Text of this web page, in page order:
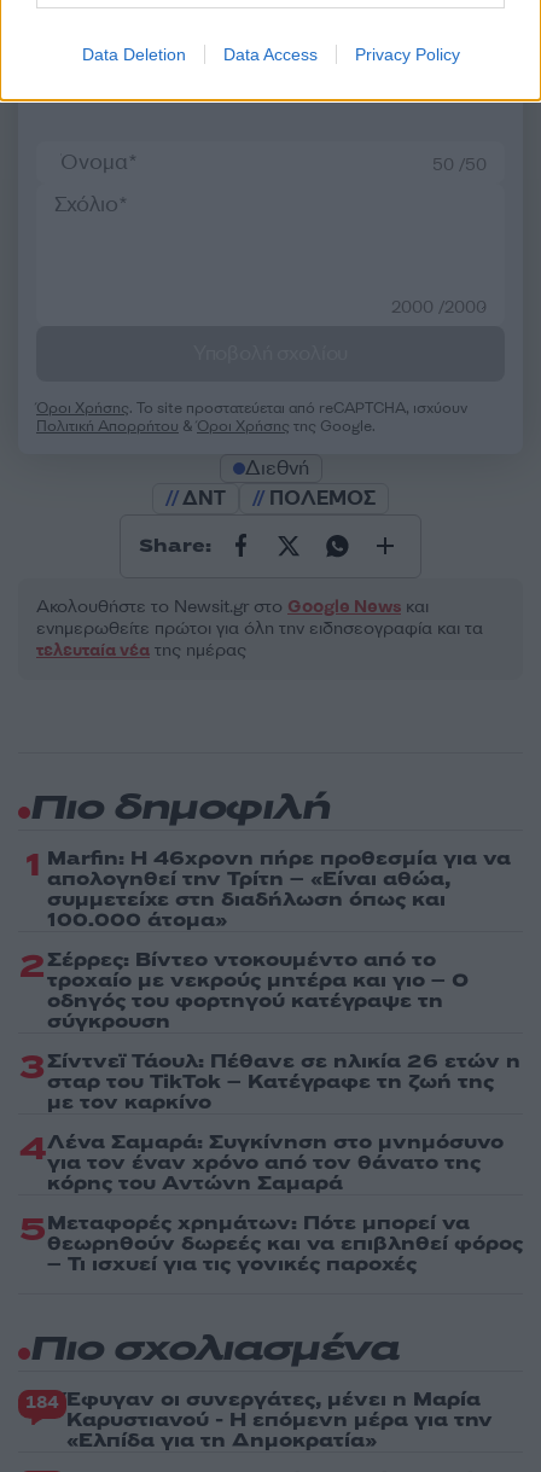
Data Deletion Data Access Privacy Policy
50 /50
2000 /2000
Όροι Χρήσης. Το site προστατεύεται από reCAPTCHA, ισχύουν
Πολιτική Απορρήτου &Όροι Χρήσης της Google.
Διεθνή
ΔΝΤ
ΠΟΛΕΜΟΣ
Share:
Ακολουθήστε το Νewsit.gr στο Google News και
ενημερωθείτε πρώτοι για όλη την ειδησεογραφία και τα
τελευταία νέα της ημέρας
Πιο δημοφιλή
1 Marfin: Η 46χρονη πήρε προθεσμία για να
απολογηθεί την Τρίτη – «Είναι αθώα,
συμμετείχε στη διαδήλωση όπως και
100.000 άτομα»
2Σέρρες: Βίντεο ντοκουμέντο από το
τροχαίο με νεκρούς μητέρα και γιο – Ο
οδηγός του φορτηγού κατέγραψε τη
σύγκρουση
3Σίντνεϊ Τάουλ: Πέθανε σε ηλικία 26 ετών η
σταρ του TikTok – Kατέγραφε τη ζωή της
με τον καρκίνο
4Λένα Σαμαρά: Συγκίνηση στο μνημόσυνο
για τον έναν χρόνο από τον θάνατο της
κόρης του Αντώνη Σαμαρά
5Μεταφορές χρημάτων: Πότε μπορεί να
θεωρηθούν δωρεές και να επιβληθεί φόρος
– Τι ισχυεί για τις γονικές παροχές
Πιο σχολιασμένα
184 Έφυγαν οι συνεργάτες, μένει η Μαρία
Καρυστιανού - Η επόμενη μέρα για την
«Ελπίδα για τη Δημοκρατία»